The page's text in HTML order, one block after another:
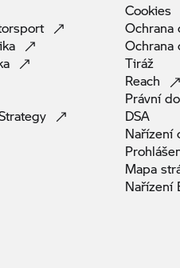
Cookies
Ochrana
Ochrana
Tiráž
Reach
Právní
DSA
Nařízení
Mapa
Nařízení